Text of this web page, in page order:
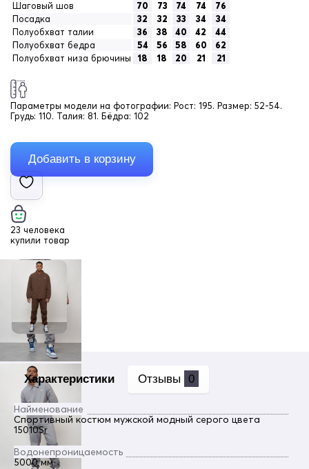
Шаговый шов
70 73 74 74
76
Посадка
32 32 33 34
34
Полуобхват талии
36 38 40 42
44
Полуобхват бедра
54 56 58 60
62
Полуобхват низа брючины
18 18 20 21 21
Параметры модели на фотографии: Рост: 195. Размер: 52-54.
Грудь: 110. Талия: 81. Бёдра: 102
23 человека
купили товар
Характеристики Отзывы 0
Найменование
Спортивный костюм мужской модный серого цвета
15010Sr
Водонепроницаемость
5000 мм